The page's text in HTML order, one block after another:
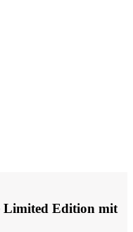
Limited Edition mit